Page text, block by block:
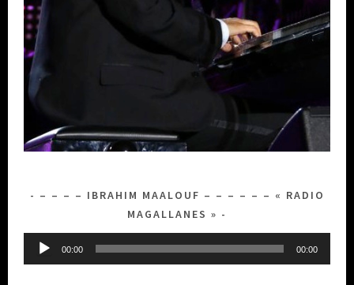
– – – – IBRAHIM MAALOUF – – – – – – « RADIO
MAGALLANES »
Lecteur
00:00 00:00